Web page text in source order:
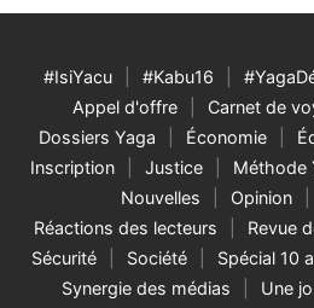
#IsiYacu #Kabu16
Appel d'offre
Carnet de
Dossiers Yaga
Économie
Inscription
Justice Méthode
Nouvelles
Opinion
Réactions des lecteurs
Revue
Sécurité
Société Spécial 10
Synergie des médias
Une